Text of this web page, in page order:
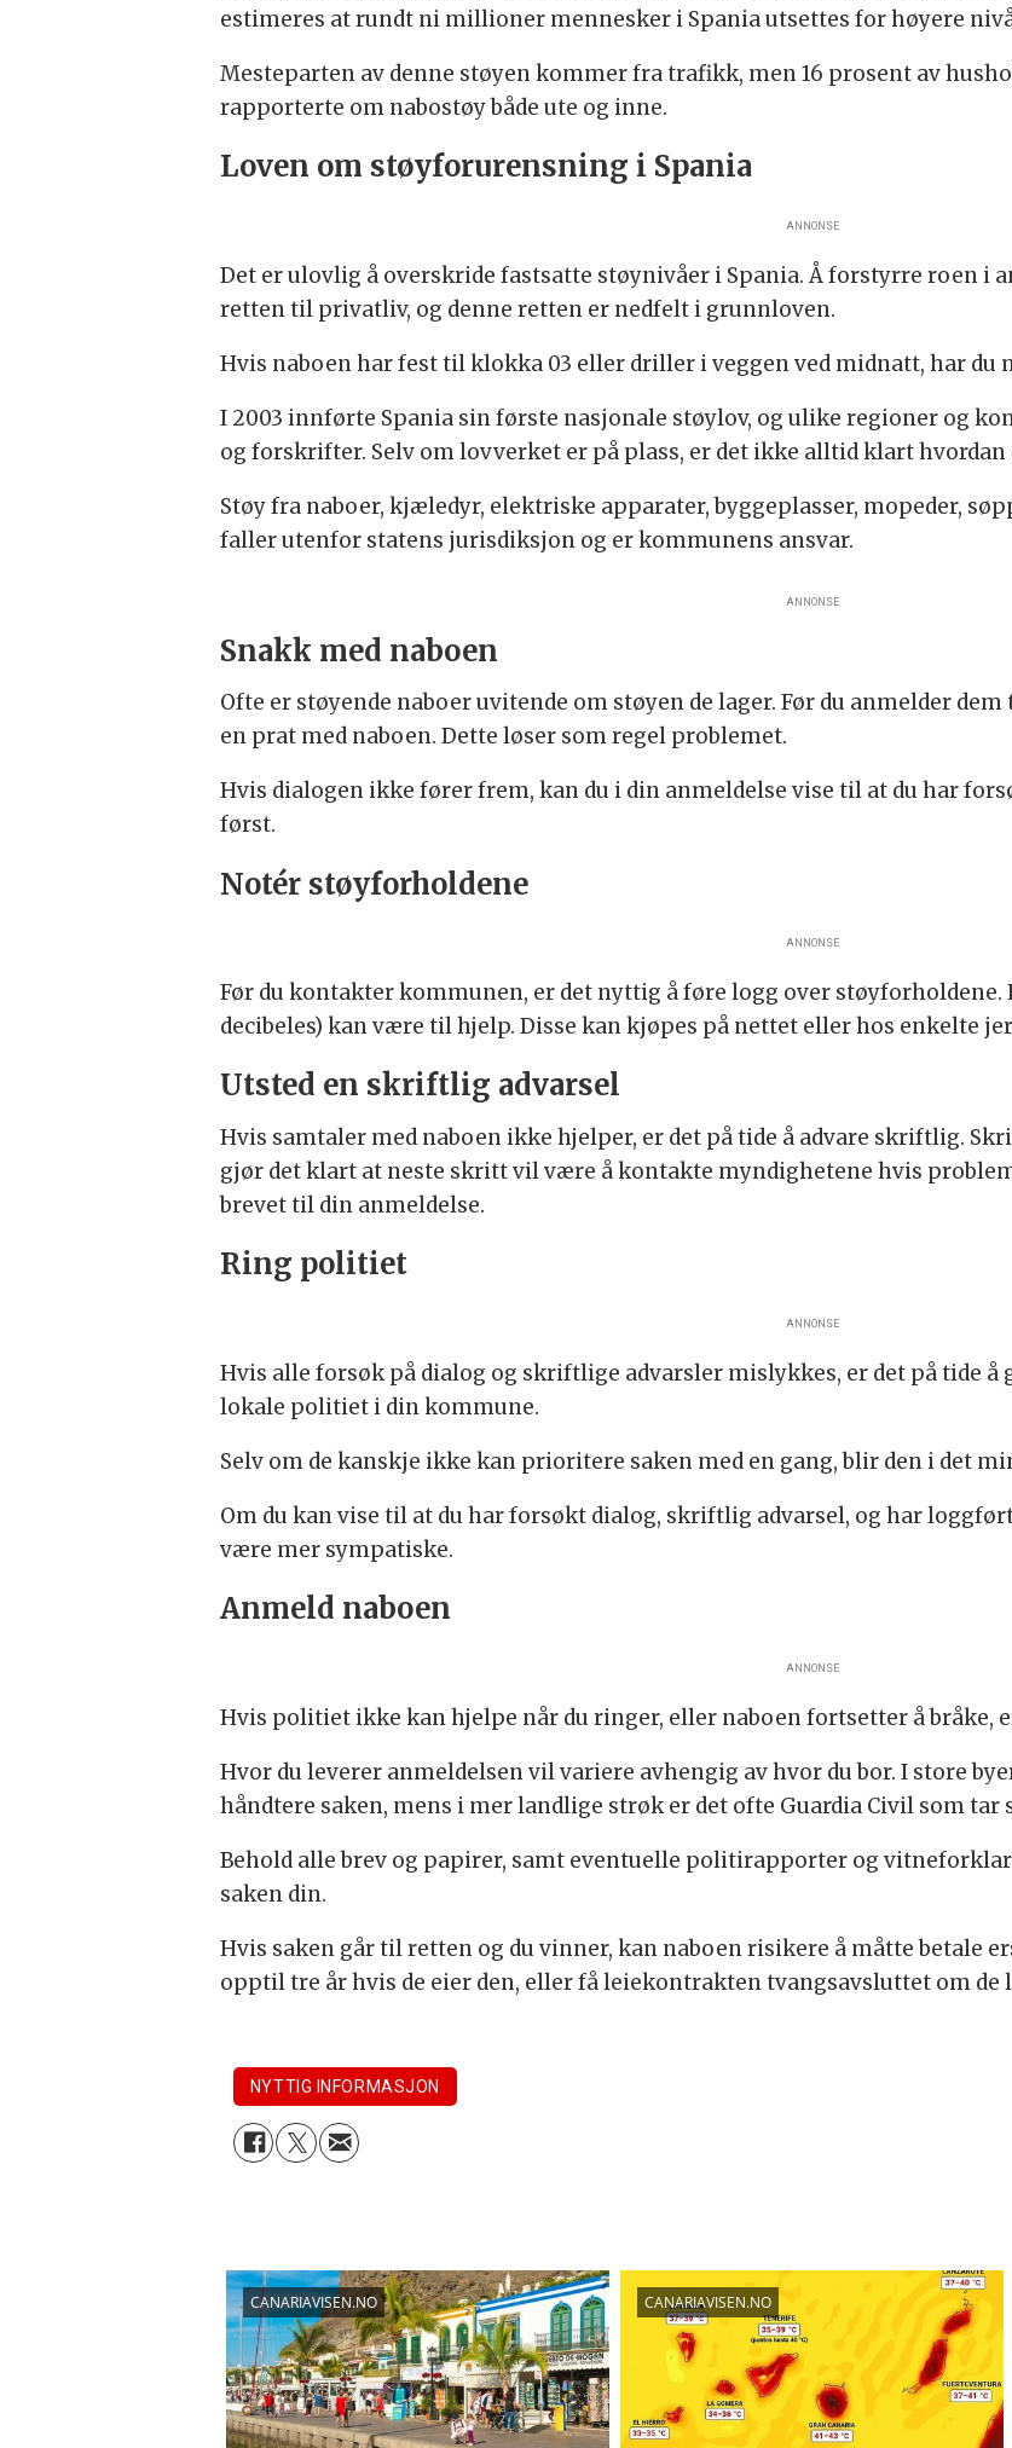
estimeres at rundt ni millioner mennesker i Spania utsettes for høyere
Mesteparten av denne støyen kommer fra trafikk, men 16 prosent av
rapporterte om nabostøy både ute og inne.
Loven om støyforurensning i Spania
ANNONSE
Det er ulovlig å overskride fastsatte støynivåer i Spania. Å forstyrre roen i
retten til privatliv, og denne retten er nedfelt i grunnloven.
Hvis naboen har fest til klokka 03 eller driller i veggen ved midnatt, har du
I 2003 innførte Spania sin første nasjonale støylov, og ulike regioner og
og forskrifter. Selv om lovverket er på plass, er det ikke alltid klart hvordan
Støy fra naboer, kjæledyr, elektriske apparater, byggeplasser, mopeder,
faller utenfor statens jurisdiksjon og er kommunens ansvar.
ANNONSE
Snakk med naboen
Ofte er støyende naboer uvitende om støyen de lager. Før du anmelder
en prat med naboen. Dette løser som regel problemet.
Hvis dialogen ikke fører frem, kan du i din anmeldelse vise til at du har
først.
Notér støyforholdene
ANNONSE
Før du kontakter kommunen, er det nyttig å føre logg over støyforholdene.
decibeles) kan være til hjelp. Disse kan kjøpes på nettet eller hos enkelte
Utsted en skriftlig advarsel
Hvis samtaler med naboen ikke hjelper, er det på tide å advare skriftlig.
gjør det klart at neste skritt vil være å kontakte myndighetene hvis
brevet til din anmeldelse.
Ring politiet
ANNONSE
Hvis alle forsøk på dialog og skriftlige advarsler mislykkes, er det på tide
lokale politiet i din kommune.
Selv om de kanskje ikke kan prioritere saken med en gang, blir den i det
Om du kan vise til at du har forsøkt dialog, skriftlig advarsel, og har
være mer sympatiske.
Anmeld naboen
ANNONSE
Hvis politiet ikke kan hjelpe når du ringer, eller naboen fortsetter å bråke,
Hvor du leverer anmeldelsen vil variere avhengig av hvor du bor. I store
håndtere saken, mens i mer landlige strøk er det ofte Guardia Civil som tar
Behold alle brev og papirer, samt eventuelle politirapporter og
saken din.
Hvis saken går til retten og du vinner, kan naboen risikere å måtte betale
opptil tre år hvis de eier den, eller få leiekontrakten tvangsavsluttet om de
NYTTIG INFORMASJON